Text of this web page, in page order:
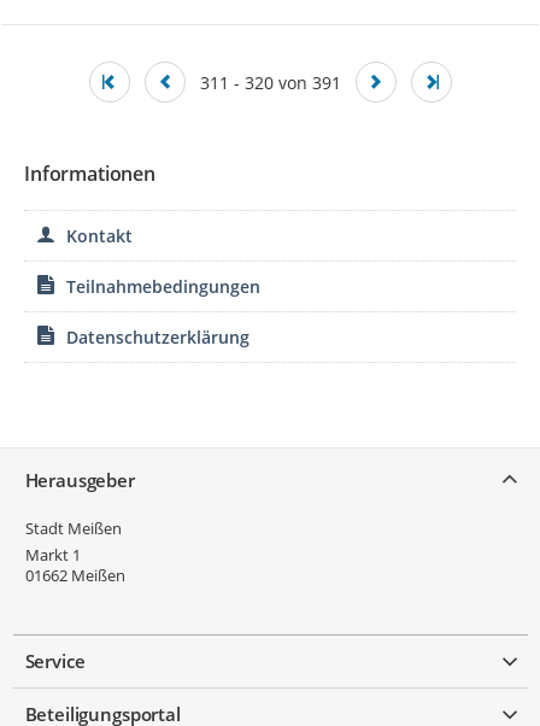
311 - 320 von 391
Informationen
Kontakt
Teilnahmebedingungen
Datenschutzerklärung
Herausgeber
Stadt Meißen
Markt 1
01662 Meißen
Service
Beteiligungsportal